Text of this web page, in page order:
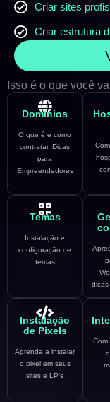
Criar sites
Criar estrutura
Isso é o que você
Domínios
O que é e como
contratar. Dicas
para
Empreendedores
Temas
Instalação e
configuração de
temas
Instalação
de Pixels
Aprenda a instalar
o pixel em seus
sites e LP's
Com